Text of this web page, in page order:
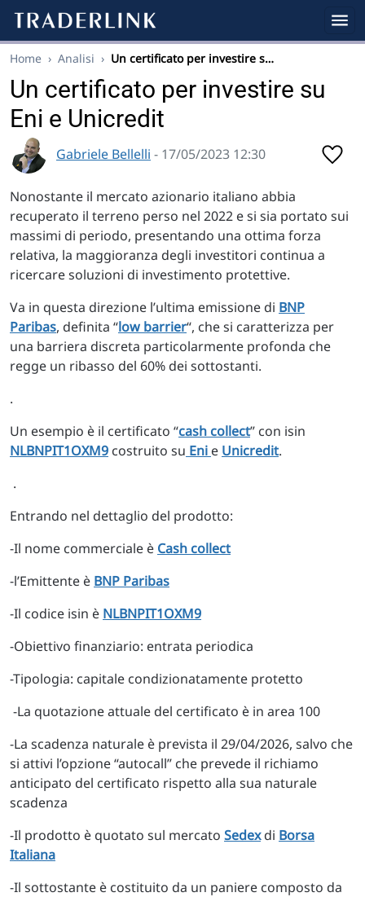
Home › Analisi › Un certificato per investire s…
Un certificato per investire su
Eni e Unicredit
Gabriele Bellelli - 17/05/2023 12:30
Nonostante il mercato azionario italiano abbia
recuperato il terreno perso nel 2022 e si sia portato sui
massimi di periodo, presentando una ottima forza
relativa, la maggioranza degli investitori continua a
ricercare soluzioni di investimento protettive.
Va in questa direzione l’ultima emissione di BNP
Paribas, definita “low barrier“, che si caratterizza per
una barriera discreta particolarmente profonda che
regge un ribasso del 60% dei sottostanti.
.
Un esempio è il certificato “cash collect” con isin
NLBNPIT1OXM9 costruito su Eni e Unicredit.
.
Entrando nel dettaglio del prodotto:
-Il nome commerciale è Cash collect
-l’Emittente è BNP Paribas
-Il codice isin è NLBNPIT1OXM9
-Obiettivo finanziario: entrata periodica
-Tipologia: capitale condizionatamente protetto
-La quotazione attuale del certificato è in area 100
-La scadenza naturale è prevista il 29/04/2026, salvo che
si attivi l’opzione “autocall” che prevede il richiamo
anticipato del certificato rispetto alla sua naturale
scadenza
-Il prodotto è quotato sul mercato Sedexdi Borsa
Italiana
-Il sottostante è costituito da un paniere composto da